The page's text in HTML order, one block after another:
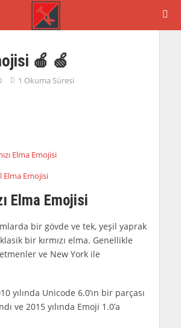
🍎 🍏
1 Okuma Süresi
Elma Emojisi
Elma Emojisi
Elma Emojisi
bir gövde ve tek, yeşil yaprak
bir kırmızı elma. Genellikle
ve New York ile
yılında Unicode 6.0’ın bir parçası
ve 2015 yılında Emoji 1.0’a